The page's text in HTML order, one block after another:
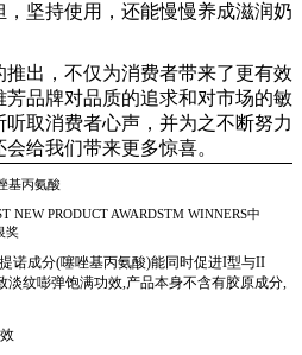
坚持使用，还能慢慢养成滋润奶
推出，不仅为消费者带来了更有效
品牌对品质的追求和对市场的敏
取消费者心声，并为之不断努力
给我们带来更多惊喜。
基丙氨酸
NEW PRODUCT AWARDSTM WINNERS中
奖
诺成分(噻唑基丙氨酸)能同时促进I型与II
纹嘭弹饱满功效,产品本身不含有胶原成分,